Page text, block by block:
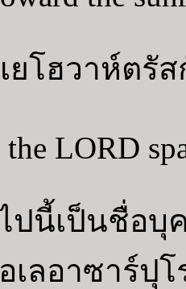
ยโฮวาห์ตรั
LORD
ไปนี้เป็นชื่อ
เลอาซาร์ปุ